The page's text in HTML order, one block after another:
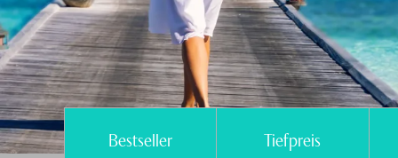
Bestseller Tiefpreis